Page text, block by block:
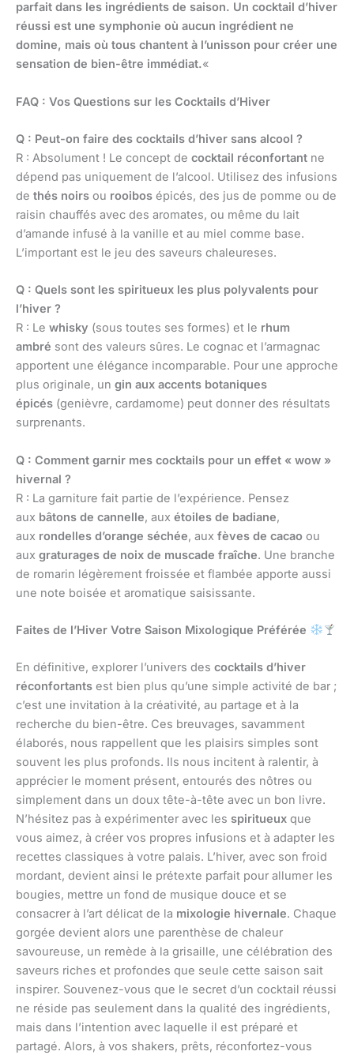
parfait dans les ingrédients de saison. Un cocktail d’hiver
réussi est une symphonie où aucun ingrédient ne
domine, mais où tous chantent à l’unisson pour créer une
sensation de bien-être immédiat.«
FAQ : Vos Questions sur les Cocktails d’Hiver
Q : Peut-on faire des cocktails d’hiver sans alcool ?
R : Absolument ! Le concept de cocktail réconfortant ne
dépend pas uniquement de l’alcool. Utilisez des infusions
de thés noirs ou rooibos épicés, des jus de pomme ou de
raisin chauffés avec des aromates, ou même du lait
d’amande infusé à la vanille et au miel comme base.
L’important est le jeu des saveurs chaleureses.
Q : Quels sont les spiritueux les plus polyvalents pour
l’hiver ?
R : Le whisky (sous toutes ses formes) et le rhum
ambré sont des valeurs sûres. Le cognac et l’armagnac
apportent une élégance incomparable. Pour une approche
plus originale, un gin aux accents botaniques
épicés (genièvre, cardamome) peut donner des résultats
surprenants.
Q : Comment garnir mes cocktails pour un effet « wow »
hivernal ?
R : La garniture fait partie de l’expérience. Pensez
aux bâtons de cannelle, aux étoiles de badiane,
aux rondelles d’orange séchée, aux fèves de cacao ou
aux graturages de noix de muscade fraîche. Une branche
de romarin légèrement froissée et flambée apporte aussi
une note boisée et aromatique saisissante.
Faites de l’Hiver Votre Saison Mixologique Préférée
En définitive, explorer l’univers des cocktails d’hiver
réconfortants est bien plus qu’une simple activité de bar ;
c’est une invitation à la créativité, au partage et à la
recherche du bien-être. Ces breuvages, savamment
élaborés, nous rappellent que les plaisirs simples sont
souvent les plus profonds. Ils nous incitent à ralentir, à
apprécier le moment présent, entourés des nôtres ou
simplement dans un doux tête-à-tête avec un bon livre.
N’hésitez pas à expérimenter avec les spiritueux que
vous aimez, à créer vos propres infusions et à adapter les
recettes classiques à votre palais. L’hiver, avec son froid
mordant, devient ainsi le prétexte parfait pour allumer les
bougies, mettre un fond de musique douce et se
consacrer à l’art délicat de la mixologie hivernale. Chaque
gorgée devient alors une parenthèse de chaleur
savoureuse, un remède à la grisaille, une célébration des
saveurs riches et profondes que seule cette saison sait
inspirer. Souvenez-vous que le secret d’un cocktail réussi
ne réside pas seulement dans la qualité des ingrédients,
mais dans l’intention avec laquelle il est préparé et
partagé. Alors, à vos shakers, prêts, réconfortez-vous